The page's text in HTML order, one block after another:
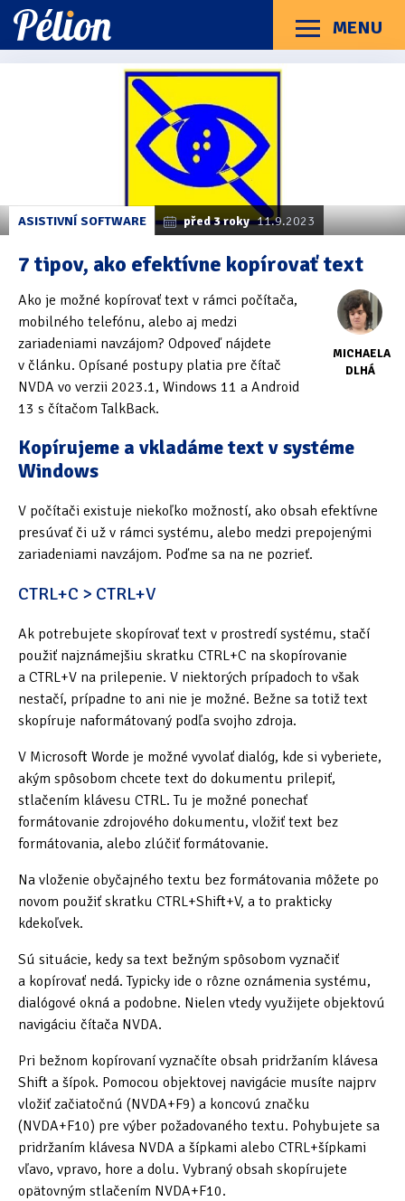
Přejít
na
štítky
Přejít
na
kategorie
Přejít
na
obsah
MENU
Menu
Příručky O Pélionu Kontakt
Hledání
Kategorie článků
Braillské řádky(31)
Lupy
Mobilní zařízení (85)
Počítače a notebooky (66)
Zápisníky(7)
Názory & zkušenosti
Oficiální materiály(57)
Pozvánky & oznámení
Pracuji sluchem(564)
Pracuji sluchem a hmatem (566)
Pracuji zrakem(456)
Pracuji zrakem a sluchem(515)
Služby(115)
Software(503)
Asistivní software(428)
Běžný software(284)
Tipy & triky(17)
ASISTIVNÍ SOFTWARE před 3 roky 11.9.2023
7 tipov, ako efektívne kopírovať text
MICHAELA
DLHÁ
Ako je možné kopírovať text v rámci počítača,
mobilného telefónu, alebo aj medzi
zariadeniami navzájom? Odpoveď nájdete
v článku. Opísané postupy platia pre čítač
NVDA vo verzii 2023.1, Windows 11 a Android
13 s čítačom TalkBack.
Kopírujeme a vkladáme text v systéme
Windows
V počítači existuje niekoľko možností, ako obsah efektívne
presúvať či už v rámci systému, alebo medzi prepojenými
zariadeniami navzájom. Poďme sa na ne pozrieť.
CTRL+C > CTRL+V
Ak potrebujete skopírovať text v prostredí systému, stačí
použiť najznámejšiu skratku CTRL+C na skopírovanie
a CTRL+V na prilepenie. V niektorých prípadoch to však
nestačí, prípadne to ani nie je možné. Bežne sa totiž text
skopíruje naformátovaný podľa svojho zdroja.
V Microsoft Worde je možné vyvolať dialóg, kde si vyberiete,
akým spôsobom chcete text do dokumentu prilepiť,
stlačením klávesu CTRL. Tu je možné ponechať
formátovanie zdrojového dokumentu, vložiť text bez
formátovania, alebo zlúčiť formátovanie.
Na vloženie obyčajného textu bez formátovania môžete po
novom použiť skratku CTRL+Shift+V, a to prakticky
kdekoľvek.
Sú situácie, kedy sa text bežným spôsobom vyznačiť
a kopírovať nedá. Typicky ide o rôzne oznámenia systému,
dialógové okná a podobne. Nielen vtedy využijete objektovú
navigáciu čítača NVDA.
Pri bežnom kopírovaní vyznačíte obsah pridržaním klávesa
Shift a šípok. Pomocou objektovej navigácie musíte najprv
vložiť začiatočnú (NVDA+F9) a koncovú značku
(NVDA+F10) pre výber požadovaného textu. Pohybujete sa
pridržaním klávesa NVDA a šípkami alebo CTRL+šípkami
vľavo, vpravo, hore a dolu. Vybraný obsah skopírujete
opätovným stlačením NVDA+F10.